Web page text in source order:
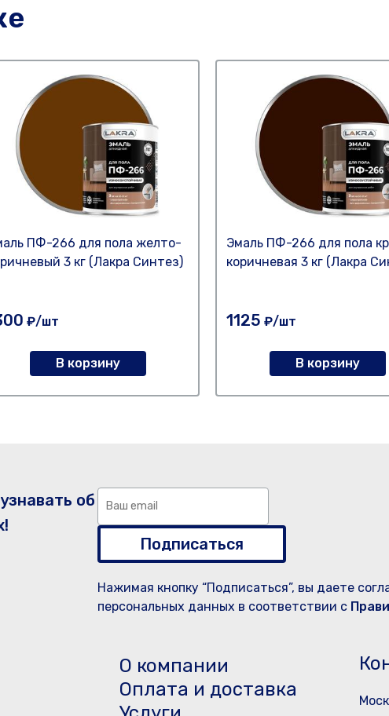
ПФ-266 для пола желто-
3 кг (Лакра Синтез)
₽/шт
В корзину
Эмаль ПФ-266 для пола
коричневая 3 кг (Лакра
1125 ₽/шт
В корзину
об
Подписаться
Нажимая кнопку “Подписаться”, вы даете
персональных данных в соответствии с
О компании
Оплата и доставка